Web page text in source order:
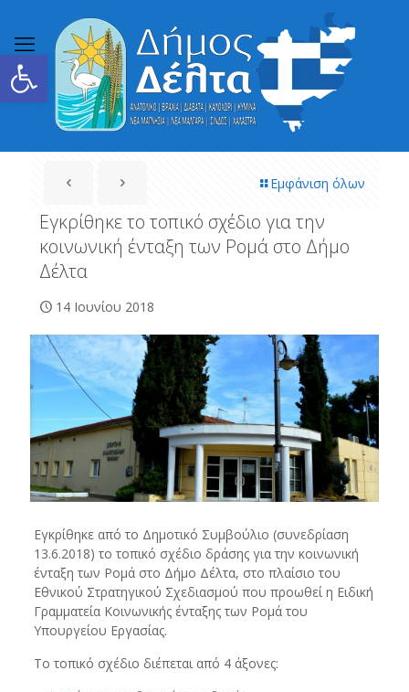
Ανοίξτε τη γραμμή εργαλείων
Εμφάνιση όλων
Εγκρίθηκε το τοπικό σχέδιο για την
κοινωνική ένταξη των Ρομά στο Δήμο
Δέλτα
14 Ιουνίου 2018
Εγκρίθηκε από το Δημοτικό Συμβούλιο (συνεδρίαση
13.6.2018) το τοπικό σχέδιο δράσης για την κοινωνική
ένταξη των Ρομά στο Δήμο Δέλτα, στο πλαίσιο του
Εθνικού Στρατηγικού Σχεδιασμού που προωθεί η Ειδική
Γραμματεία Κοινωνικής ένταξης των Ρομά του
Υπουργείου Εργασίας.
Το τοπικό σχέδιο διέπεται από 4 άξονες: